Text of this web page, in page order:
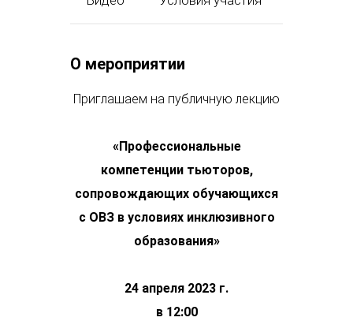
О мероприятии
Приглашаем на публичную лекцию
«Профессиональные
компетенции тьюторов,
сопровождающих обучающихся
с ОВЗ в условиях инклюзивного
образования»
24 апреля 2023 г.
в 12:00